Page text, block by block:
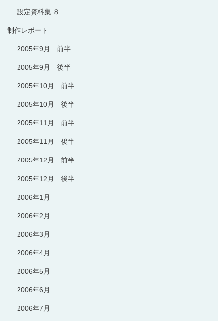
設定資料集 ８
制作レポート
2005年9月 前半
2005年9月 後半
2005年10月 前半
2005年10月 後半
2005年11月 前半
2005年11月 後半
2005年12月 前半
2005年12月 後半
2006年1月
2006年2月
2006年3月
2006年4月
2006年5月
2006年6月
2006年7月